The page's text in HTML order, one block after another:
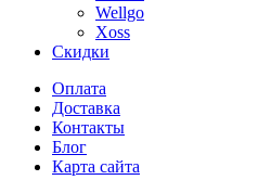
Wellgo
Xoss
Скидки
Оплата
Доставка
Контакты
Блог
Карта сайта